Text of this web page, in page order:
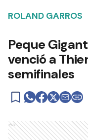
ROLAND GARROS
Peque
venció a
semifinales
Ads